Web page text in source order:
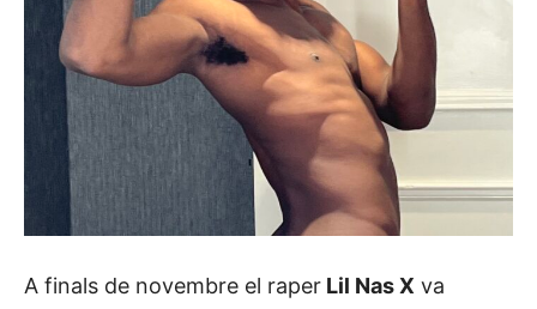
A finals de novembre el raper Lil Nas X va